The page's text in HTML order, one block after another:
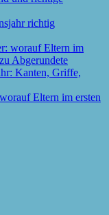
richtig
Eltern im ersten